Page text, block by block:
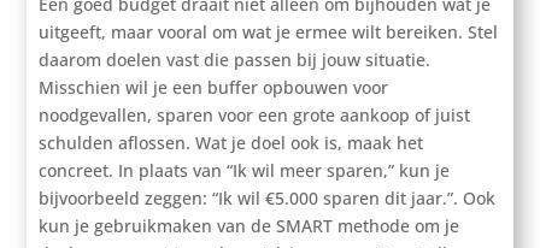
uitgeeft, maar vooral om wat je ermee wilt bereiken. Stel
daarom doelen vast die passen bij jouw situatie.
Misschien wil je een buffer opbouwen voor
noodgevallen, sparen voor een grote aankoop of juist
schulden aflossen. Wat je doel ook is, maak het
concreet. In plaats van “Ik wil meer sparen,” kun je
bijvoorbeeld zeggen: “Ik wil €5.000 sparen dit jaar.”. Ook
kun je gebruikmaken van de SMART methode om je